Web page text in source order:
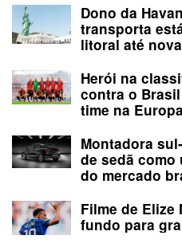
Dono da
transporta
litoral até
Herói na
contra o
time na Europa
Montadora
de sedã
do mercado
Filme de Elize
fundo para